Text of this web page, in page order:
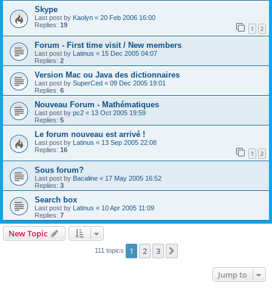
Skype
Last post by Kaolyn « 20 Feb 2006 16:00
Replies: 19 1 2
Forum - First time visit / New members
Last post by Latinus « 15 Dec 2005 04:07
Replies: 2
Version Mac ou Java des dictionnaires
Last post by SuperCed « 09 Dec 2005 19:01
Replies: 6
Nouveau Forum - Mathématiques
Last post by pc2 « 13 Oct 2005 19:59
Replies: 5
Le forum nouveau est arrivé !
Last post by Latinus « 13 Sep 2005 22:08
Replies: 16 1 2
Sous forum?
Last post by Bacaline « 17 May 2005 16:52
Replies: 3
Search box
Last post by Latinus « 10 Apr 2005 11:09
Replies: 7
New Topic
111 topics 1 2 3
Jump to